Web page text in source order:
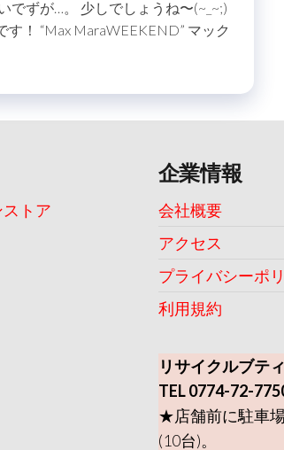
でずが…。 少しでしょうね〜(~_~;)
！ “Max MaraWEEKEND” マック
トア
企業情報
会社概要
アクセス
プライバシーポ
利用規約
リサイクルブテ
TEL 0774-72-
★店舗前に駐車
(10台)。